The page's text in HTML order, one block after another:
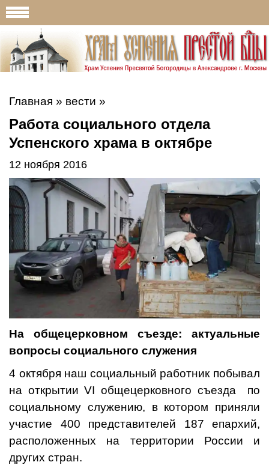
Главная » вести »
Работа социального отдела
Успенского храма в октябре
12 ноября 2016
На общецерковном съезде: актуальные
вопросы социального служения
4 октября наш социальный работник побывал
на открытии VI общецерковного съезда по
социальному служению, в котором приняли
участие 400 представителей 187 епархий,
расположенных на территории России и
других стран.